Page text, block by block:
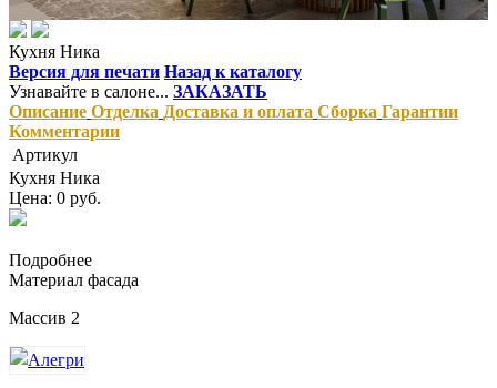
Кухня Ника
Версия для печати Назад к каталогу
Узнавайте в салоне... ЗАКАЗАТЬ
Описание Отделка Доставка и оплата Сборка Гарантии
Комментарии
Артикул
Кухня Ника
Цена: 0 руб.
Подробнее
Материал фасада
Массив 2